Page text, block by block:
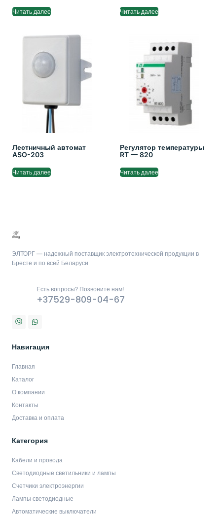
Читать далее Читать далее
Лестничный автомат
ASO-203
Читать далее
Регулятор температуры
RT — 820
Читать далее
ЭЛТОРГ — надежный поставщик электротехнической продукции в
Бресте и по всей Беларуси
Есть вопросы? Позвоните нам!
+37529-809-04-67
Навигация
Главная
Каталог
О компании
Контакты
Доставка и оплата
Категория
Кабели и провода
Светодиодные светильники и лампы
Счетчики электроэнергии
Лампы светодиодные
Автоматические выключатели